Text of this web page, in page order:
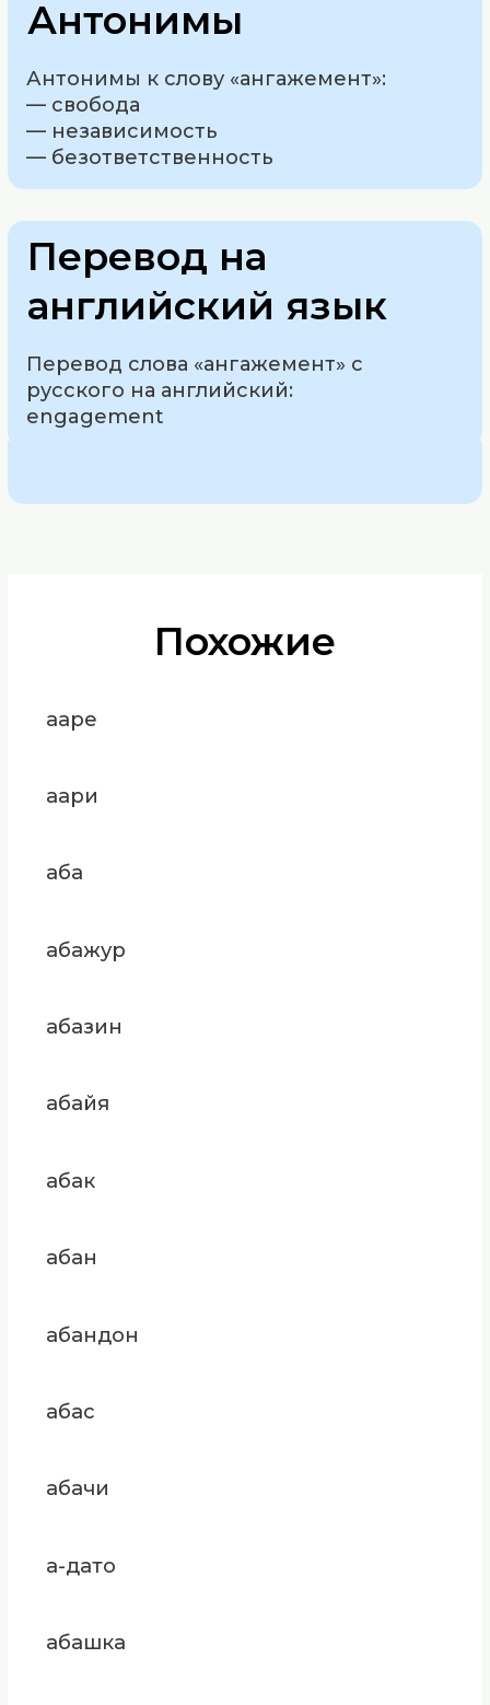
Антонимы
Антонимы к слову «ангажемент»:
— свобода
— независимость
— безответственность
Перевод на
английский язык
Перевод слова «ангажемент» с
русского на английский:
engagement
Похожие
ааре
аари
аба
абажур
абазин
абайя
абак
абан
абандон
абас
абачи
а-дато
абашка